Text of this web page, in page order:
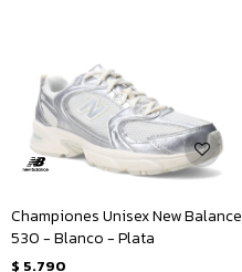
Championes Unisex New Balance
530 - Blanco - Plata
$ 5.790